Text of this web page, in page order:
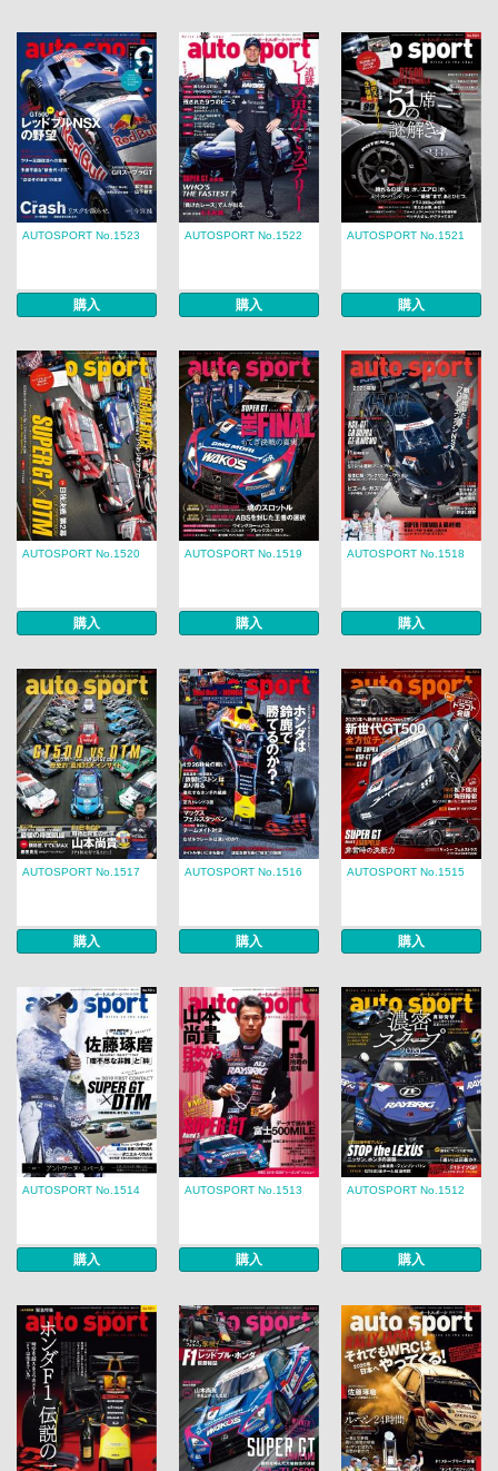
AUTOSPORT No.1523
購入
AUTOSPORT No.1522
購入
AUTOSPORT No.1521
購入
AUTOSPORT No.1520
購入
AUTOSPORT No.1519
購入
AUTOSPORT No.1518
購入
AUTOSPORT No.1517
購入
AUTOSPORT No.1516
購入
AUTOSPORT No.1515
購入
AUTOSPORT No.1514
購入
AUTOSPORT No.1513
購入
AUTOSPORT No.1512
購入